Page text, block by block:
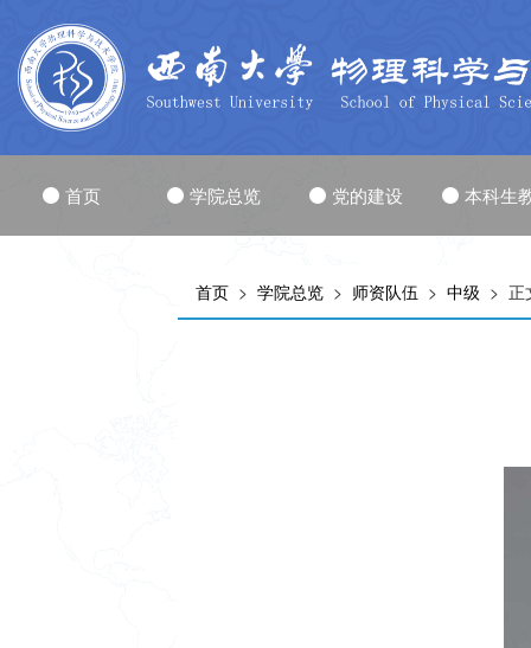
首页 学院总览 党的建设 本科生
首页 > 学院总览 > 师资队伍 > 中级 > 正